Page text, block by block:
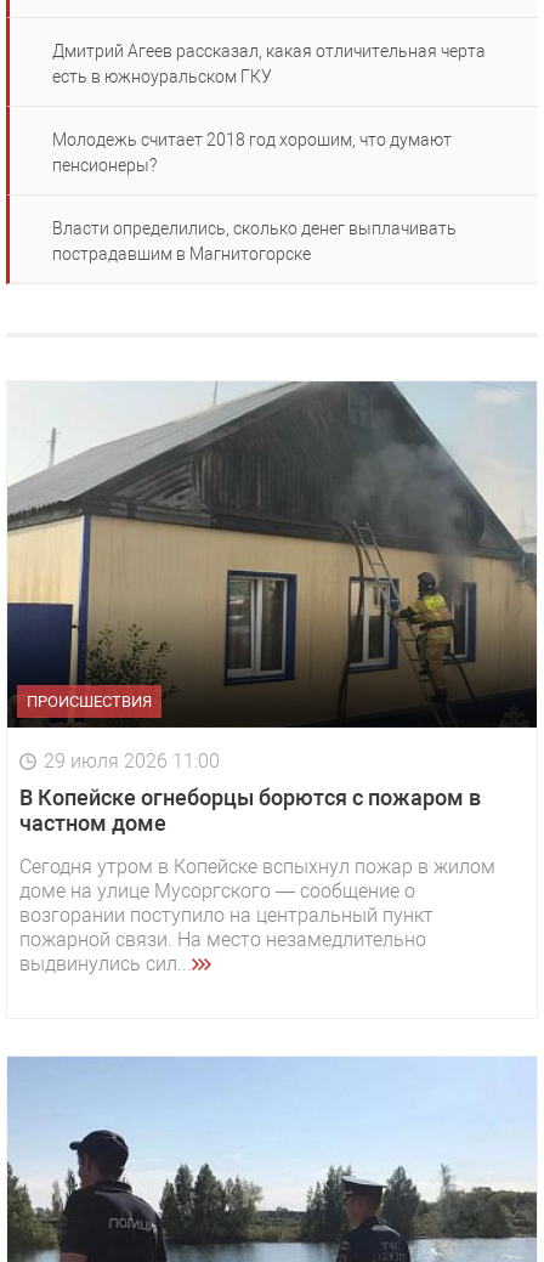
Дмитрий Агеев рассказал, какая отличительная черта
есть в южноуральском ГКУ
Молодежь считает 2018 год хорошим, что думают
пенсионеры?
Власти определились, сколько денег выплачивать
пострадавшим в Магнитогорске
ПРОИСШЕСТВИЯ
29 июля 2026 11:00
В Копейске огнеборцы борются с пожаром в
частном доме
Сегодня утром в Копейске вспыхнул пожар в жилом
доме на улице Мусоргского — сообщение о
возгорании поступило на центральный пункт
пожарной связи. На место незамедлительно
выдвинулись сил...